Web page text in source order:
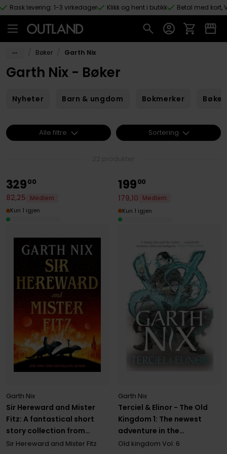
Hopp til hovedinnhold
Rask levering: 1-3 virkedager Klikk og hent i butikk Betal med kort,
Bøker Garth Nix
Garth Nix - Bøker
Nyheter Barn & ungdom Bokmerker
Sir Hereward and Mister
Fitz: A fantastical short
story collection from
international bestseller
Garth Nix
Sir Hereward and Mister Fitz
32900
82,25
Medlem
Kun 1 igjen
Terciel & Elinor - The Old
Kingdom 1: The newest
adventure in the
bestselling Old Kingdom
Garth Nix
Old kingdom Vol. 6
19900
179,10
Medlem
Kun 1 igjen
Alle filtre Sortering